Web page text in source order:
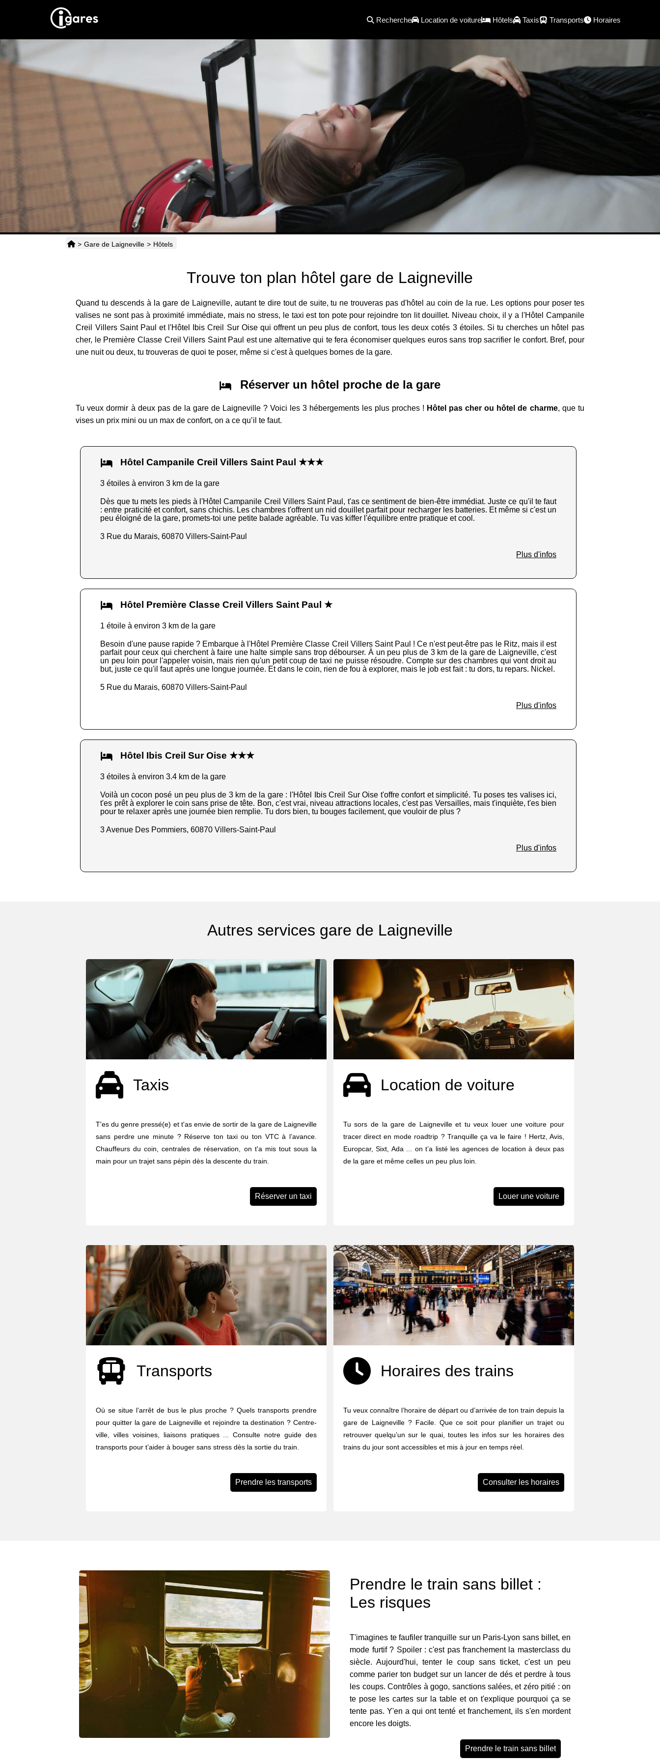
Recherche Location de voiture Hôtels Taxis Transports Horaires
> Gare de Laigneville > Hôtels
Trouve ton plan hôtel gare de Laigneville
Quand tu descends à la gare de Laigneville, autant te dire tout de suite, tu ne trouveras pas d'hôtel au coin de la rue. Les options pour poser tes
valises ne sont pas à proximité immédiate, mais no stress, le taxi est ton pote pour rejoindre ton lit douillet. Niveau choix, il y a l'Hôtel Campanile
Creil Villers Saint Paul et l'Hôtel Ibis Creil Sur Oise qui offrent un peu plus de confort, tous les deux cotés 3 étoiles. Si tu cherches un hôtel pas
cher, le Première Classe Creil Villers Saint Paul est une alternative qui te fera économiser quelques euros sans trop sacrifier le confort. Bref, pour
une nuit ou deux, tu trouveras de quoi te poser, même si c'est à quelques bornes de la gare.
Réserver un hôtel proche de la gare
Tu veux dormir à deux pas de la gare de Laigneville ? Voici les 3 hébergements les plus proches ! Hôtel pas cher ou hôtel de charme, que tu
vises un prix mini ou un max de confort, on a ce qu’il te faut.
Hôtel Campanile Creil Villers Saint Paul ★★★
3 étoiles à environ 3 km de la gare
Dès que tu mets les pieds à l'Hôtel Campanile Creil Villers Saint Paul, t'as ce sentiment de bien-être immédiat. Juste ce qu'il te faut
: entre praticité et confort, sans chichis. Les chambres t'offrent un nid douillet parfait pour recharger les batteries. Et même si c'est un
peu éloigné de la gare, promets-toi une petite balade agréable. Tu vas kiffer l'équilibre entre pratique et cool.
3 Rue du Marais, 60870 Villers-Saint-Paul
Plus d'infos
Hôtel Première Classe Creil Villers Saint Paul ★
1 étoile à environ 3 km de la gare
Besoin d'une pause rapide ? Embarque à l'Hôtel Première Classe Creil Villers Saint Paul ! Ce n'est peut-être pas le Ritz, mais il est
parfait pour ceux qui cherchent à faire une halte simple sans trop débourser. À un peu plus de 3 km de la gare de Laigneville, c'est
un peu loin pour l'appeler voisin, mais rien qu'un petit coup de taxi ne puisse résoudre. Compte sur des chambres qui vont droit au
but, juste ce qu'il faut après une longue journée. Et dans le coin, rien de fou à explorer, mais le job est fait : tu dors, tu repars. Nickel.
5 Rue du Marais, 60870 Villers-Saint-Paul
Plus d'infos
Hôtel Ibis Creil Sur Oise ★★★
3 étoiles à environ 3.4 km de la gare
Voilà un cocon posé un peu plus de 3 km de la gare : l'Hôtel Ibis Creil Sur Oise t'offre confort et simplicité. Tu poses tes valises ici,
t'es prêt à explorer le coin sans prise de tête. Bon, c'est vrai, niveau attractions locales, c'est pas Versailles, mais t'inquiète, t'es bien
pour te relaxer après une journée bien remplie. Tu dors bien, tu bouges facilement, que vouloir de plus ?
3 Avenue Des Pommiers, 60870 Villers-Saint-Paul
Plus d'infos
Autres services gare de Laigneville
Taxis
T'es du genre pressé(e) et t'as envie de sortir de la gare de Laigneville
sans perdre une minute ? Réserve ton taxi ou ton VTC à l’avance.
Chauffeurs du coin, centrales de réservation, on t'a mis tout sous la
main pour un trajet sans pépin dès la descente du train.
Réserver un taxi
Location de voiture
Tu sors de la gare de Laigneville et tu veux louer une voiture pour
tracer direct en mode roadtrip ? Tranquille ça va le faire ! Hertz, Avis,
Europcar, Sixt, Ada ... on t’a listé les agences de location à deux pas
de la gare et même celles un peu plus loin.
Louer une voiture
Transports
Où se situe l’arrêt de bus le plus proche ? Quels transports prendre
pour quitter la gare de Laigneville et rejoindre ta destination ? Centre-
ville, villes voisines, liaisons pratiques ... Consulte notre guide des
transports pour t’aider à bouger sans stress dès la sortie du train.
Prendre les transports
Horaires des trains
Tu veux connaître l’horaire de départ ou d’arrivée de ton train depuis la
gare de Laigneville ? Facile. Que ce soit pour planifier un trajet ou
retrouver quelqu’un sur le quai, toutes les infos sur les horaires des
trains du jour sont accessibles et mis à jour en temps réel.
Consulter les horaires
Prendre le train sans billet :
Les risques
T'imagines te faufiler tranquille sur un Paris-Lyon sans billet, en
mode furtif ? Spoiler : c'est pas franchement la masterclass du
siècle. Aujourd'hui, tenter le coup sans ticket, c'est un peu
comme parier ton budget sur un lancer de dés et perdre à tous
les coups. Contrôles à gogo, sanctions salées, et zéro pitié : on
te pose les cartes sur la table et on t'explique pourquoi ça se
tente pas. Y'en a qui ont tenté et franchement, ils s'en mordent
encore les doigts.
Prendre le train sans billet